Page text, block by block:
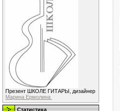
Презент ШКОЛЕ ГИТАРЫ, дизайнер
Марина Ермолина
Статистика